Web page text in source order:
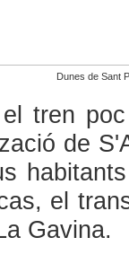
Dunes de Sant
tren
de
el
Gavina.